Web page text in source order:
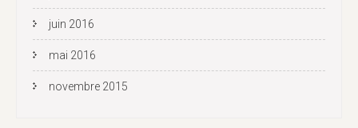
juin 2016
mai 2016
novembre 2015